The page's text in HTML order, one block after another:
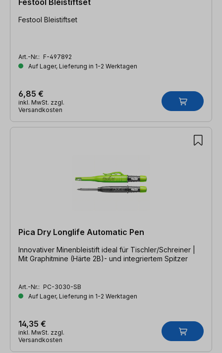
Festool Bleistiftset
Art.-Nr.: F-497892
Auf Lager, Lieferung in 1-2 Werktagen
6,85 €
inkl. MwSt. zzgl.
Versandkosten
Pica Dry Longlife Automatic Pen
Innovativer Minenbleistift ideal für Tischler/Schreiner |
Mit Graphitmine (Härte 2B)- und integriertem Spitzer
Art.-Nr.: PC-3030-SB
Auf Lager, Lieferung in 1-2 Werktagen
14,35 €
inkl. MwSt. zzgl.
Versandkosten